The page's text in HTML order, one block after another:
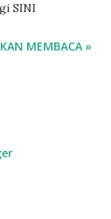
SINI
MEMBACA »